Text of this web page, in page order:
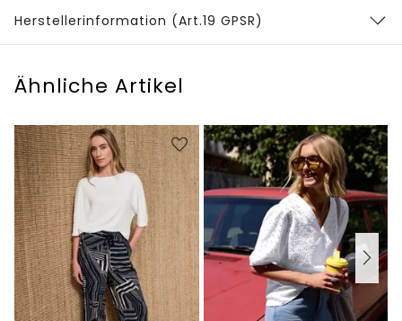
Herstellerinformation (Art.19 GPSR)
Ähnliche Artikel